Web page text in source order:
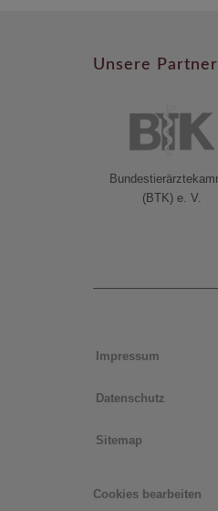
Unsere Partner
(BTK) e. V.
Impressum
Datenschutz
Sitemap
Cookies bearbeiten